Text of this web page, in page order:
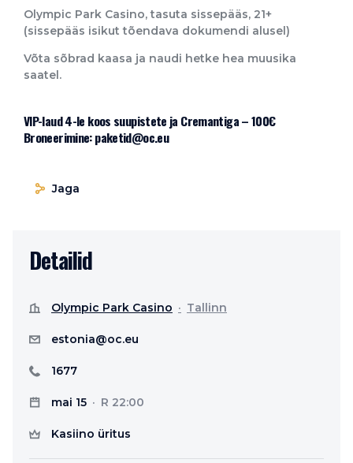
Olympic Park Casino, tasuta sissepääs, 21+
(sissepääs isikut tõendava dokumendi alusel)
Võta sõbrad kaasa ja naudi hetke hea muusika
saatel.
VIP-laud 4-le koos suupistete ja Cremantiga – 100€
Broneerimine: paketid@oc.eu
Jaga
Detailid
Olympic Park Casino Tallinn
estonia@oc.eu
1677
mai 15 R 22:00
Kasiino üritus